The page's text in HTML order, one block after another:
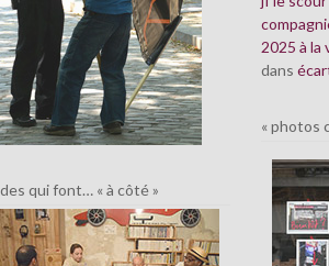
des qui font… « à côté »
2025 à la
dans
« photos